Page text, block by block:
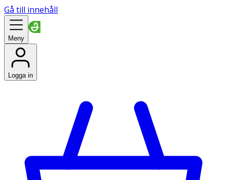
Gå till innehåll
Meny
Logga in